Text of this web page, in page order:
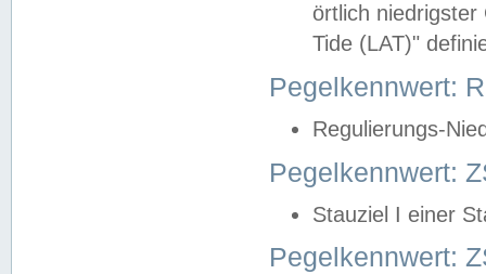
örtlich
Tide (LAT)"
Pegelkennwert:
Regulierungs-
Pegelkennwert:
Stauziel I einer
Pegelkennwert: